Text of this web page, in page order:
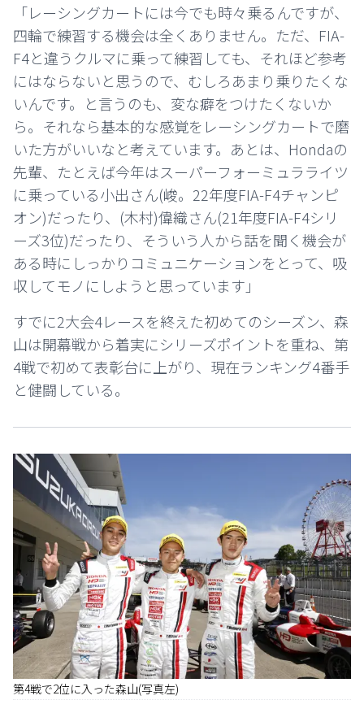
「レーシングカートには今でも時々乗るんですが、
四輪で練習する機会は全くありません。ただ、FIA-
F4と違うクルマに乗って練習しても、それほど参考
にはならないと思うので、むしろあまり乗りたくな
いんです。と言うのも、変な癖をつけたくないか
ら。それなら基本的な感覚をレーシングカートで磨
いた方がいいなと考えています。あとは、Hondaの
先輩、たとえば今年はスーパーフォーミュラライツ
に乗っている小出さん(峻。22年度FIA-F4チャンピ
オン)だったり、(木村)偉織さん(21年度FIA-F4シリ
ーズ3位)だったり、そういう人から話を聞く機会が
ある時にしっかりコミュニケーションをとって、吸
収してモノにしようと思っています」
すでに2大会4レースを終えた初めてのシーズン、森
山は開幕戦から着実にシリーズポイントを重ね、第
4戦で初めて表彰台に上がり、現在ランキング4番手
と健闘している。
第4戦で2位に入った森山(写真左)